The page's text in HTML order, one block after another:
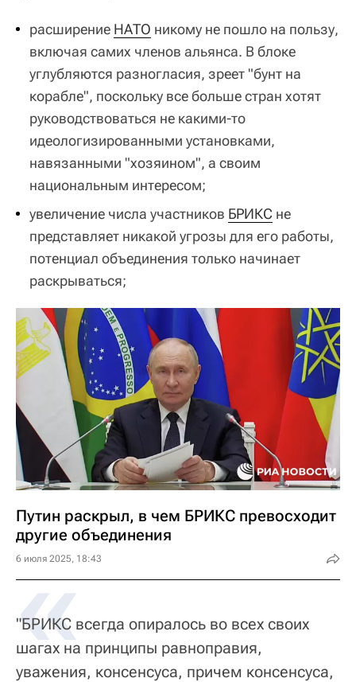
расширение НАТО никому не пошло на пользу,
включая самих членов альянса. В блоке
углубляются разногласия, зреет "бунт на
корабле", поскольку все больше стран хотят
руководствоваться не какими-то
идеологизированными установками,
навязанными "хозяином", а своим
национальным интересом;
увеличение числа участников БРИКС не
представляет никакой угрозы для его работы,
потенциал объединения только начинает
раскрываться;
Путин раскрыл, в чем БРИКС превосходит
другие объединения
6 июля 2025, 18:43
«
"БРИКС всегда опиралось во всех своих
шагах на принципы равноправия,
уважения, консенсуса, причем консенсуса,